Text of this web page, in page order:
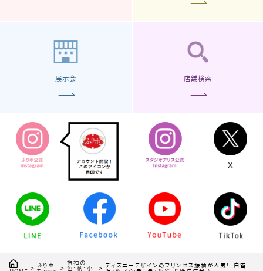
展示会 店舗検索
ふりホ
振袖の
色・柄・小
ディズニーデザインのプリンセス振袖が人気！「白雪